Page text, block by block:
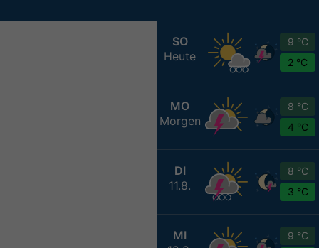
SO
Heute
9 °C
2 °C
MO
Morgen
8 °C
4 °C
DI
11.8.
8 °C
3 °C
MI
9 °C